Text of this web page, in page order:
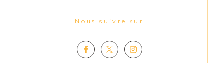
Nous suivre sur